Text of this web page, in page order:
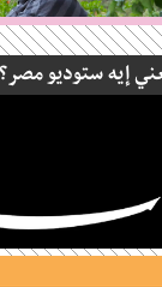
إيه ستوديو مصر؟!